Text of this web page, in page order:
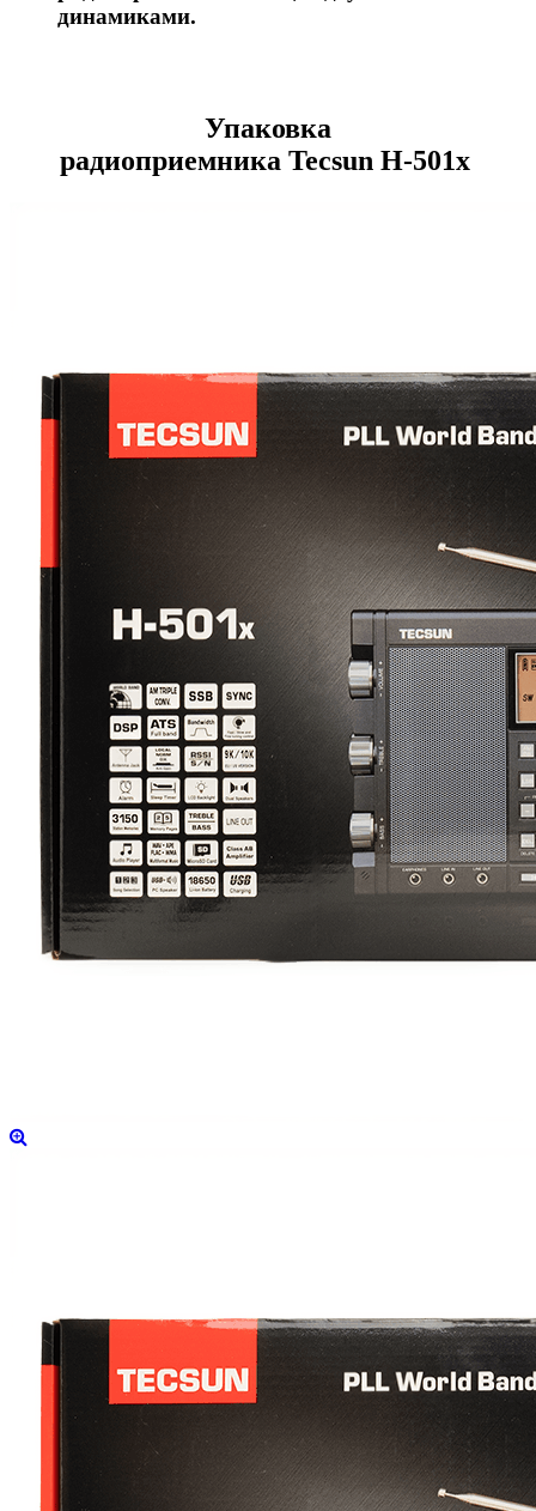
динамиками.
Упаковка
радиоприемника Tecsun H-501x